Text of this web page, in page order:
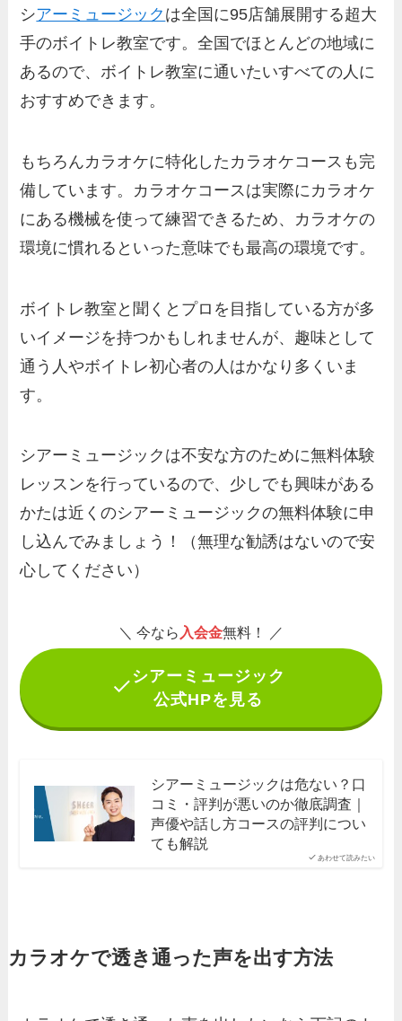
シアーミュージック は全国に95店舗展開する超大
手のボイトレ教室です。全国でほとんどの地域に
あるので、ボイトレ教室に通いたいすべての人に
おすすめできます。
もちろんカラオケに特化したカラオケコースも完
備しています。カラオケコースは実際にカラオケ
にある機械を使って練習できるため、カラオケの
環境に慣れるといった意味でも最高の環境です。
ボイトレ教室と聞くとプロを目指している方が多
いイメージを持つかもしれませんが、趣味として
通う人やボイトレ初心者の人はかなり多くいま
す。
シアーミュージックは不安な方のために無料体験
レッスンを行っているので、少しでも興味がある
かたは近くのシアーミュージックの無料体験に申
し込んでみましょう！（無理な勧誘はないので安
心してください）
＼ 今なら 入会金無料！ ／
シアーミュージック
公式HPを見る
あわせて読みたい
シアーミュージックは危ない？口
コミ・評判が悪いのか徹底調査｜
声優や話し方コースの評判につい
ても解説
カラオケで透き通った声を出す方法